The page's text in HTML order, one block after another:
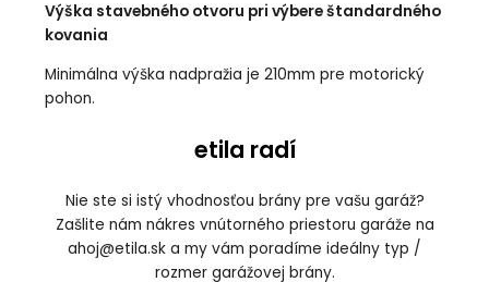
Výška stavebného otvoru pri výbere štandardného
kovania
Minimálna výška nadpražia je 210mm pre motorický
pohon.
etila radí
Nie ste si istý vhodnosťou brány pre vašu garáž?
Zašlite nám nákres vnútorného priestoru garáže na
ahoj@etila.sk a my vám poradíme ideálny typ /
rozmer garážovej brány.